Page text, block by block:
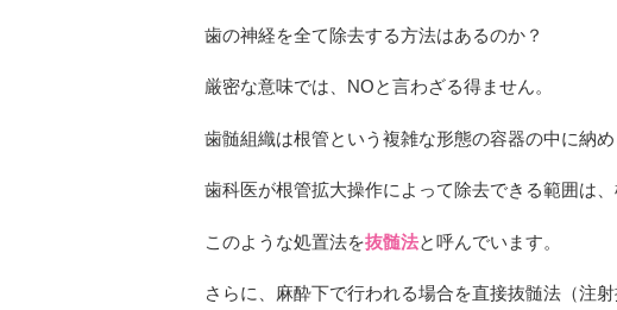
歯の神経を全て除去する方法はあるのか？
厳密な意味では、NOと言わざる得ません。
歯髄組織は根管という複雑な形態の容器の中に納
歯科医が根管拡大操作によって除去できる範囲は
このような処置法を抜髄法と呼んでいます。
さらに、麻酔下で行われる場合を直接抜髄法（注